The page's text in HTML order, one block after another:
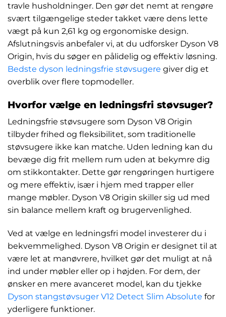
travle husholdninger. Den gør det nemt at rengøre
svært tilgængelige steder takket være dens lette
vægt på kun 2,61 kg og ergonomiske design.
Afslutningsvis anbefaler vi, at du udforsker Dyson V8
Origin, hvis du søger en pålidelig og effektiv løsning.
Bedste dyson ledningsfrie støvsugere giver dig et
overblik over flere topmodeller.
Hvorfor vælge en ledningsfri støvsuger?
Ledningsfrie støvsugere som Dyson V8 Origin
tilbyder frihed og fleksibilitet, som traditionelle
støvsugere ikke kan matche. Uden ledning kan du
bevæge dig frit mellem rum uden at bekymre dig
om stikkontakter. Dette gør rengøringen hurtigere
og mere effektiv, især i hjem med trapper eller
mange møbler. Dyson V8 Origin skiller sig ud med
sin balance mellem kraft og brugervenlighed.
Ved at vælge en ledningsfri model investerer du i
bekvemmelighed. Dyson V8 Origin er designet til at
være let at manøvrere, hvilket gør det muligt at nå
ind under møbler eller op i højden. For dem, der
ønsker en mere avanceret model, kan du tjekke
Dyson stangstøvsuger V12 Detect Slim Absolute for
yderligere funktioner.